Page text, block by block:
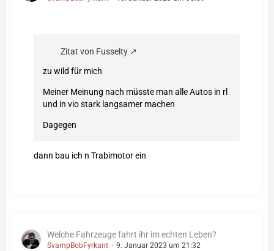
Zitat von Fusselty
zu wild für mich
Meiner Meinung nach müsste man alle Autos in rl
und in vio stark langsamer machen
Dagegen
dann bau ich n Trabimotor ein
Welche Fahrzeuge fahrt ihr im echten Leben?
SvampBobFyrkant 9. Januar 2023 um 21:32